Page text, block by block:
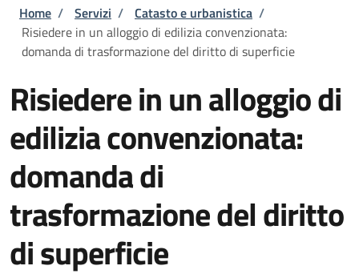
Briciole di pane
Home / Servizi / Catasto e urbanistica /
Risiedere in un alloggio di edilizia convenzionata:
domanda di trasformazione del diritto di superficie
Risiedere in un alloggio di
edilizia convenzionata:
domanda di
trasformazione del diritto
di superficie